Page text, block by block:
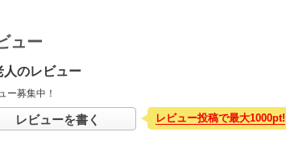
ュー
人のレビュー
ー募集中！
レビューを書く レビュー投稿で最大1000pt!